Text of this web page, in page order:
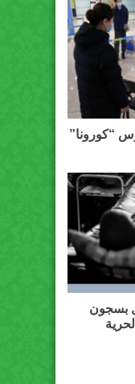
“كورونا”
بسجون